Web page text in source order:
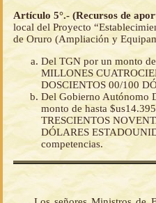
Artículo 5°.- (Recursos de
local del Proyecto
de Oruro (Ampliación y
Del TGN por un monto
MILLONES
DOSCIENTOS 00/100
Del Gobierno Autónomo
monto de hasta
TRESCIENTOS
DÓLARES
competencias.